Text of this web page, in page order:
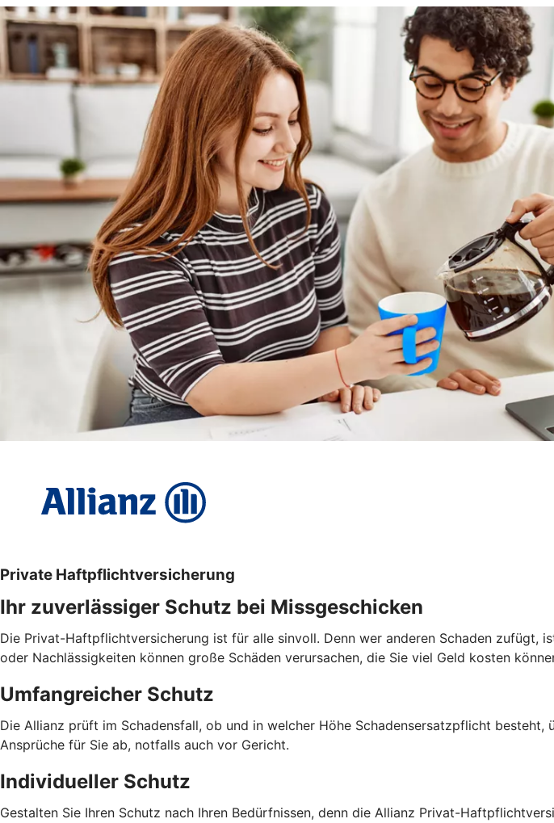
Private Haftpflichtversicherung
Ihr zuverlässiger Schutz bei Missgeschicken
Die Privat-Haftpflichtversicherung ist für alle sinvoll. Denn wer anderen Schaden zufügt,
oder Nachlässigkeiten können große Schäden verursachen, die Sie viel Geld kosten
Umfangreicher Schutz
Die Allianz prüft im Schadensfall, ob und in welcher Höhe Schadensersatzpflicht
Ansprüche für Sie ab, notfalls auch vor Gericht.
Individueller Schutz
Gestalten Sie Ihren Schutz nach Ihren Bedürfnissen, denn die Allianz Privat-